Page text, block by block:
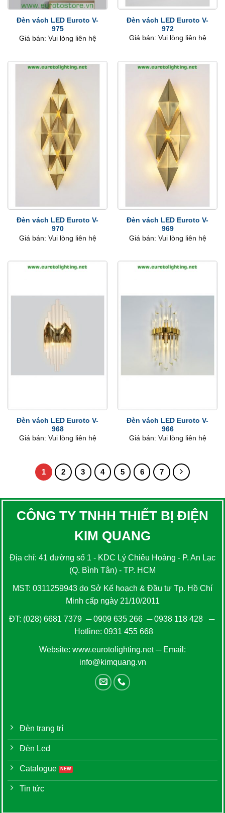
Đèn vách LED Euroto V-
975
Giá bán: Vui lòng liên hệ
Đèn vách LED Euroto V-
972
Giá bán: Vui lòng liên hệ
Đèn vách LED Euroto V-
970
Giá bán: Vui lòng liên hệ
Đèn vách LED Euroto V-
969
Giá bán: Vui lòng liên hệ
Đèn vách LED Euroto V-
968
Giá bán: Vui lòng liên hệ
Đèn vách LED Euroto V-
966
Giá bán: Vui lòng liên hệ
1 2 3 4 5 6 7
CÔNG TY TNHH THIẾT BỊ ĐIỆN
KIM QUANG
Địa chỉ: 41 đường số 1 - KDC Lý Chiêu Hoàng - P. An Lạc
(Q. Bình Tân) - TP. HCM
MST: 0311259943 do Sở Kế hoạch & Đầu tư Tp. Hồ Chí
Minh cấp ngày 21/10/2011
ĐT: (028) 6681 7379 ─0909 635 266─0938 118 428─
Hotline: 0931 455 668
Website: www.eurotolighting.net─ Email:
info@kimquang.vn
Đèn trang trí
Đèn Led
Catalogue
Tin tức